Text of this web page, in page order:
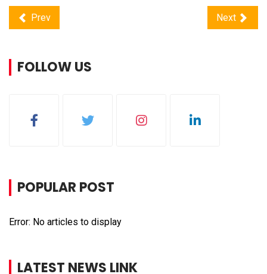
Prev Next
FOLLOW US
POPULAR POST
Error: No articles to display
LATEST NEWS LINK